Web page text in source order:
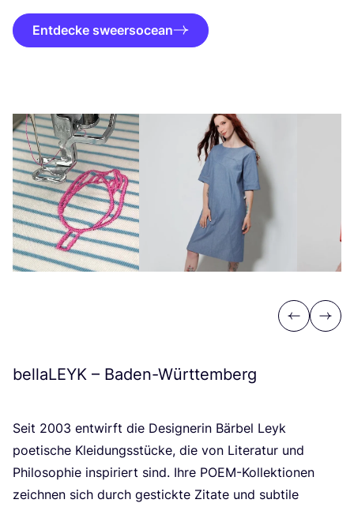
Entdecke sweersocean
Previous
Next
bellaLEYK – Baden-Württemberg
Seit 2003 ent­wirft die Desi­gne­rin Bär­bel Leyk
poe­ti­sche Klei­dungs­stü­cke, die von Lite­ra­tur und
Phi­lo­so­phie inspi­riert sind. Ihre POEM-Kol­lek­tio­nen
zeich­nen sich durch gestick­te Zita­te und sub­ti­le